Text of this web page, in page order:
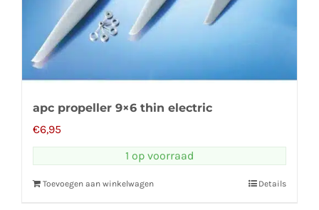
apc propeller 9×6 thin electric
€6,95
1 op voorraad
Toevoegen aan winkelwagen Details